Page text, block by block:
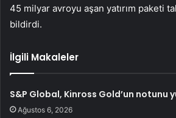
45 milyar avroyu aşan yatırım paketi
bildirdi.
İlgili Makaleler
S&P Global, Kinross Gold’un notunu
Ağustos 6, 2026